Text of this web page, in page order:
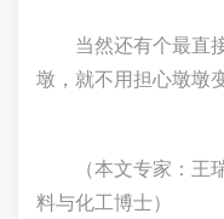
当然还有个最直
墩，就不用担心墩墩
（本文专家：王
料与化工博士）